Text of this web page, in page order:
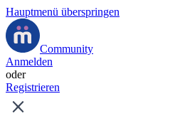
Hauptmenü überspringen
Community
Anmelden
oder
Registrieren